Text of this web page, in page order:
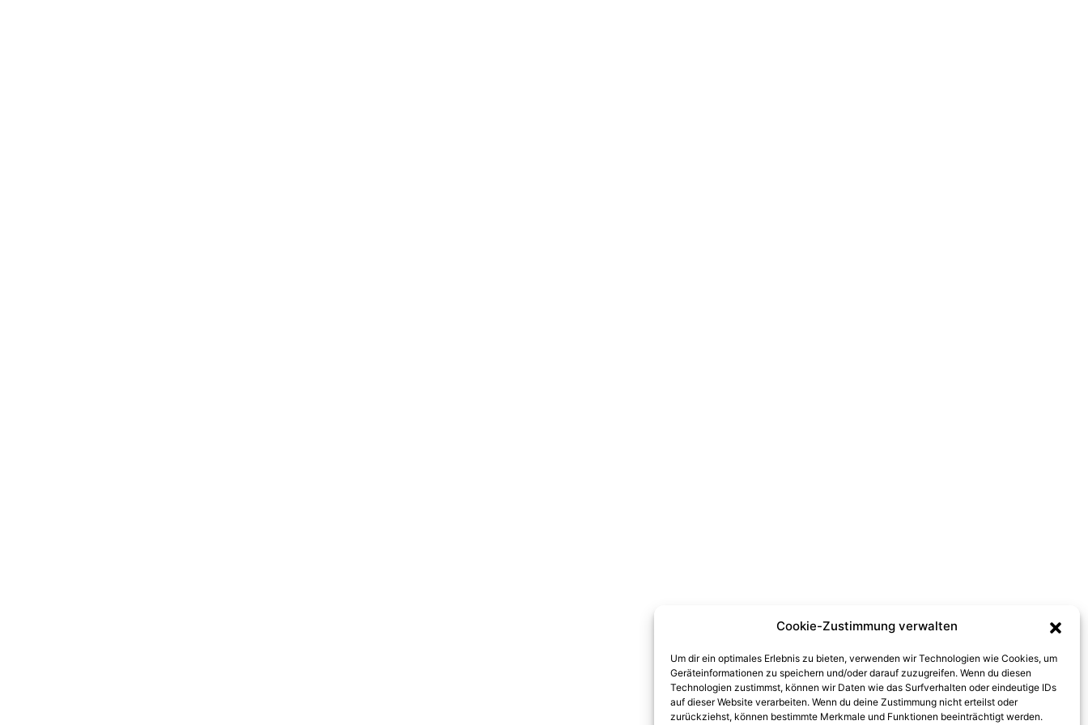
Cookie-Zustimmung verwalten
Um dir ein optimales Erlebnis zu bieten, verwenden wir Technologien wie Cookies, um
Geräteinformationen zu speichern und/oder darauf zuzugreifen. Wenn du diesen
Technologien zustimmst, können wir Daten wie das Surfverhalten oder eindeutige IDs
auf dieser Website verarbeiten. Wenn du deine Zustimmung nicht erteilst oder
zurückziehst, können bestimmte Merkmale und Funktionen beeinträchtigt werden.